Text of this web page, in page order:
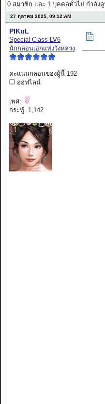
0 สมาชิก และ 1 บุคคลทั่วไป กำลัง
27 ตุลาคม 2025, 09:12:AM
PIKuL
Special Class LV6
นักกลอนเอกแห่งวังหลวง
คะแนนกลอนของผู้นี้ 192
ออฟไลน์
เพศ:
กระทู้: 1,142